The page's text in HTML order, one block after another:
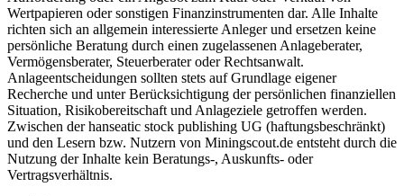
Wertpapieren oder sonstigen Finanzinstrumenten dar. Alle Inhalte
richten sich an allgemein interessierte Anleger und ersetzen keine
persönliche Beratung durch einen zugelassenen Anlageberater,
Vermögensberater, Steuerberater oder Rechtsanwalt.
Anlageentscheidungen sollten stets auf Grundlage eigener
Recherche und unter Berücksichtigung der persönlichen finanziellen
Situation, Risikobereitschaft und Anlageziele getroffen werden.
Zwischen der hanseatic stock publishing UG (haftungsbeschränkt)
und den Lesern bzw. Nutzern von Miningscout.de entsteht durch die
Nutzung der Inhalte kein Beratungs-, Auskunfts- oder
Vertragsverhältnis.